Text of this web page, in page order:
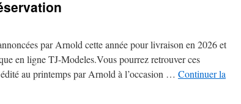
par Arnold cette année pour livraison en 2026 et
en ligne TJ-Modeles.Vous pourrez retrouver ces
au printemps par Arnold à l’occasion … Continuer la